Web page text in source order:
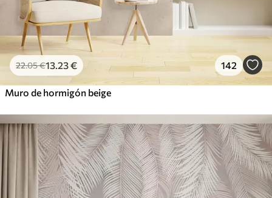
22.05€13 .23€ 142
Muro de hormigón beige